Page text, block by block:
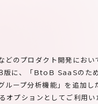
どのプロダクト開発にお
に、「BtoB SaaSのた
ープ分析機能」を追加し
プションとしてご利用い